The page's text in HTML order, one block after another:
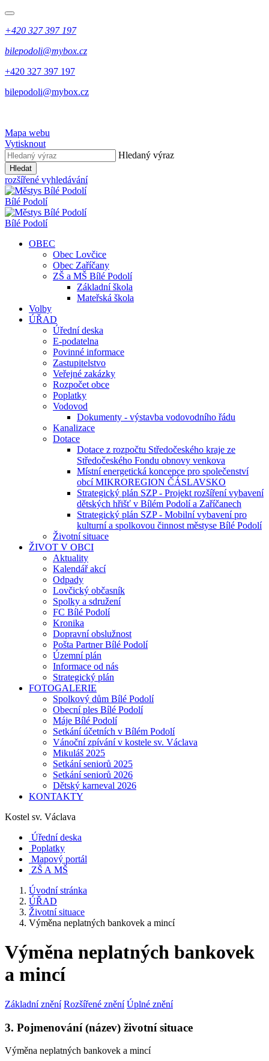
+420 327 397 197
bilepodoli@mybox.cz
+420 327 397 197
bilepodoli@mybox.cz
Mapa webu
Vytisknout
Hledaný výraz
Hledat
rozšířené vyhledávání
Bílé Podolí
Bílé Podolí
OBEC
Obec Lovčice
Obec Zaříčany
ZŠ a MŠ Bílé Podolí
Základní škola
Mateřská škola
Volby
ÚŘAD
Úřední deska
E-podatelna
Povinné informace
Zastupitelstvo
Veřejné zakázky
Rozpočet obce
Poplatky
Vodovod
Dokumenty - výstavba vodovodního řádu
Kanalizace
Dotace
Dotace z rozpočtu Středočeského kraje ze
Středočeského Fondu obnovy venkova
Místní energetická koncepce pro společenství
obcí MIKROREGION ČÁSLAVSKO
Strategický plán SZP - Projekt rozšíření vybavení
dětských hřišť v Bílém Podolí a Zaříčanech
Strategický plán SZP - Mobilní vybavení pro
kulturní a spolkovou činnost městyse Bílé Podolí
Životní situace
ŽIVOT V OBCI
Aktuality
Kalendář akcí
Odpady
Lovčický občasník
Spolky a sdružení
FC Bílé Podolí
Kronika
Dopravní obslužnost
Pošta Partner Bílé Podolí
Územní plán
Informace od nás
Strategický plán
FOTOGALERIE
Spolkový dům Bílé Podolí
Obecní ples Bílé Podolí
Máje Bílé Podolí
Setkání účetních v Bílém Podolí
Vánoční zpívání v kostele sv. Václava
Mikuláš 2025
Setkání seniorů 2025
Setkání seniorů 2026
Dětský karneval 2026
KONTAKTY
Kostel sv. Václava
Úřední deska
Poplatky
Mapový portál
ZŠ A MŠ
Úvodní stránka
ÚŘAD
Životní situace
Výměna neplatných bankovek a mincí
Výměna neplatných bankovek
a mincí
Základní znění Rozšířené znění Úplné znění
3. Pojmenování (název) životní situace
Výměna neplatných bankovek a mincí